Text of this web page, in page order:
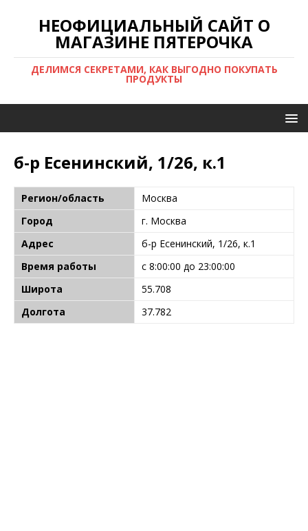
НЕОФИЦИАЛЬНЫЙ САЙТ О
МАГАЗИНЕ ПЯТЕРОЧКА
ДЕЛИМСЯ СЕКРЕТАМИ, КАК ВЫГОДНО ПОКУПАТЬ
ПРОДУКТЫ
б-р Есенинский, 1/26, к.1
Регион/область
Москва
Город
г. Москва
Адрес
б-р Есенинский, 1/26, к.1
Время работы
с 8:00:00 до 23:00:00
Широта
55.708
Долгота
37.782